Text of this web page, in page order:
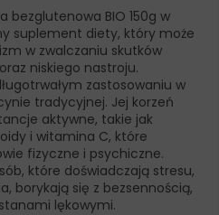
bezglutenowa BIO 150g w
suplement diety, który może
w zwalczaniu skutków
niskiego nastroju.
zastosowaniu w
tradycyjnej. Jej korzeń
aktywne, takie jak
i witamina C, które
fizyczne i psychiczne.
które doświadczają stresu,
borykają się z bezsennością,
lękowymi.